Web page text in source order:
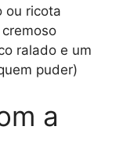
ou ricota
ralado e um
puder)
a